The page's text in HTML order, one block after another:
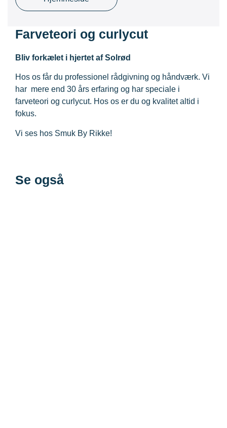
Farveteori og curlycut
Bliv forkælet i hjertet af Solrød
Hos os får du professionel rådgivning og håndværk. Vi
har mere end 30 års erfaring og har speciale i
farveteori og curlycut. Hos os er du og kvalitet altid i
fokus.
Vi ses hos Smuk By Rikke!
Se også